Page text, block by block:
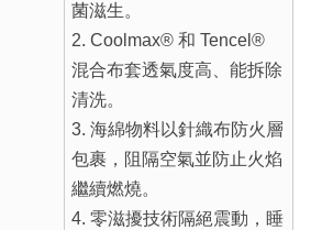
菌滋生。
2. Coolmax® 和 Tencel®
混合布套透氣度高、能拆除
清洗。
3. 海綿物料以針織布防火層
包裹，阻隔空氣並防止火焰
繼續燃燒。
4. 零滋擾技術隔絕震動，睡